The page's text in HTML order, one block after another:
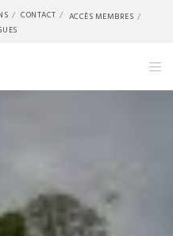
CONTACT
ACCÈS MEMBRES